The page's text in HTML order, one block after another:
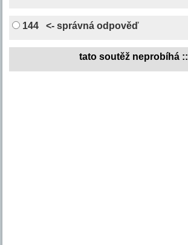
144 <- správná odpověď
tato soutěž neprobíhá ::